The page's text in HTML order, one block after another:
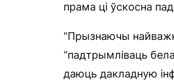
прама ці ўскосна
“Прызнаючы
“падтрымліваць
даюць дакладную